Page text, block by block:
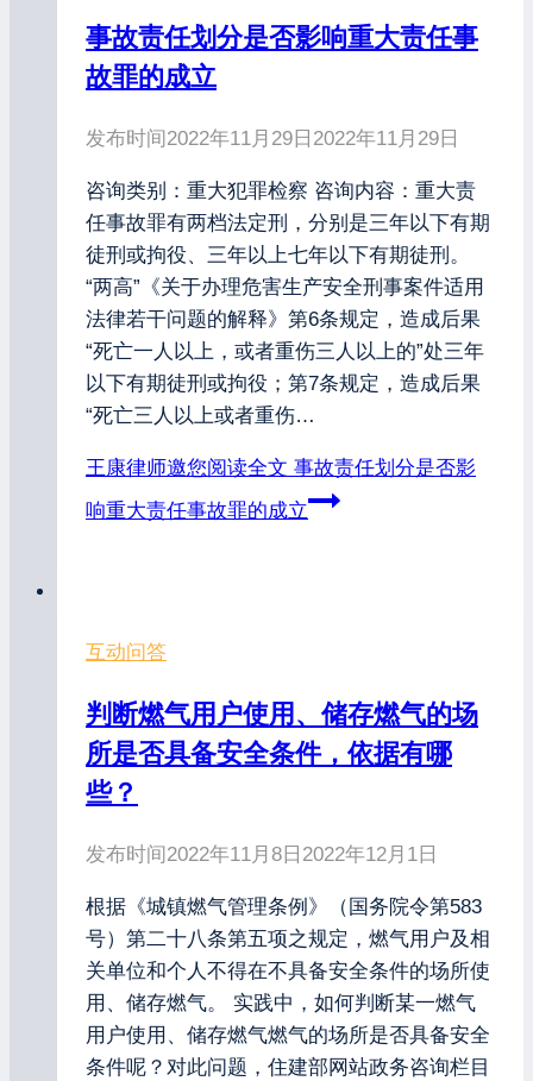
事故责任划分是否影响重大责任事
故罪的成立
发布时间2022年11月29日 2022年11月29日
咨询类别：重大犯罪检察 咨询内容：重大责
任事故罪有两档法定刑，分别是三年以下有期
徒刑或拘役、三年以上七年以下有期徒刑。
“两高”《关于办理危害生产安全刑事案件适用
法律若干问题的解释》第6条规定，造成后果
“死亡一人以上，或者重伤三人以上的”处三年
以下有期徒刑或拘役；第7条规定，造成后果
“死亡三人以上或者重伤…
王康律师邀您阅读全文 事故责任划分是否影
响重大责任事故罪的成立
互动问答
判断燃气用户使用、储存燃气的场
所是否具备安全条件，依据有哪
些？
发布时间2022年11月8日 2022年12月1日
根据《城镇燃气管理条例》（国务院令第583
号）第二十八条第五项之规定，燃气用户及相
关单位和个人不得在不具备安全条件的场所使
用、储存燃气。 实践中，如何判断某一燃气
用户使用、储存燃气燃气的场所是否具备安全
条件呢？对此问题，住建部网站政务咨询栏目